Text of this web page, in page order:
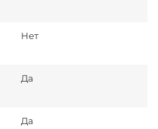
Нет
Да
Да